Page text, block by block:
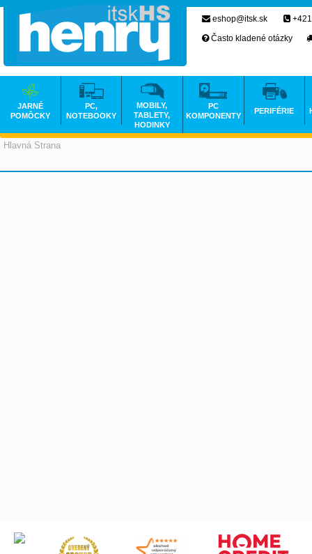
Hlavná Strana
eshop@itsk.sk
Často kladené otázky
JARNÉ
POMÔCKY
PC,
NOTEBOOKY
MOBILY,
TABLETY,
HODINKY
PC
KOMPONENTY
PERIFÉRIE